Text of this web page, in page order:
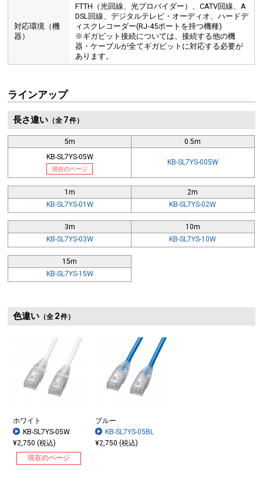
ラッチカバーのない構造なので、コネクタの抜き差しがスムーズです。
難燃素材を使用
対応環境（機
器）
FTTH（光回線、光プロバイダー）、CATV回線、A
DSL回線、デジタルテレビ・オーディオ、ハードデ
ィスクレコーダー(RJ-45ポートを持つ機種)
※ギガビット接続については、接続する他の機
器・ケーブルが全てギガビットに対応する必要が
あります。
ラインアップ
長さ違い（全 7件）
5m
KB-SL7YS-05W
現在のページ
0.5m
KB-SL7YS-005W
1m
KB-SL7YS-01W
2m
KB-SL7YS-02W
3m
KB-SL7YS-03W
10m
KB-SL7YS-10W
15m
KB-SL7YS-15W
色違い（全 2件）
ホワイト
KB-SL7YS-05W
¥2,750 (税込)
現在のページ
ブルー
KB-SL7YS-05BL
¥2,750 (税込)